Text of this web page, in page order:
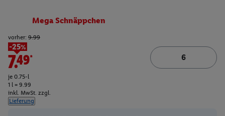
Mega Schnäppchen
vorher: 9.99
-25%
7.49*
je 0.75-l
1 l = 9.99
inkl. MwSt. zzgl.
Lieferung